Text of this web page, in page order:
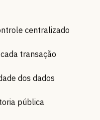
centralizado
transação
dos dados
pública